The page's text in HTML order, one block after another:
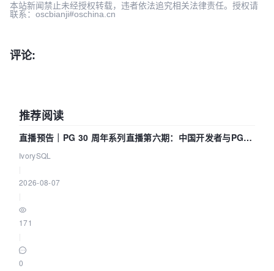
本站新闻禁止未经授权转载，违者依法追究相关法律责任。授权请
联系：oscbianji#oschina.cn
评论:
推荐阅读
直播预告｜PG 30 周年系列直播第六期：中国开发者与PG内
核——我们改得动吗？我们贡献了什么？
IvorySQL
2026-08-07
171
0